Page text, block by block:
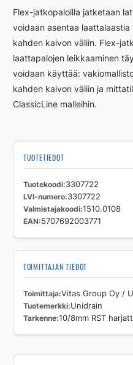
Flex-jatkopaloilla jatketaan
voidaan asentaa
kahden kaivon väliin. Flex-
laattapalojen leikkaaminen
voidaan käyttää:
kahden kaivon väliin ja
ClassicLine malleihin.
TUOTETIEDOT
Tuotekoodi 3307722
LVI-numero 3307722
Valmistajakoodi 1510.0108
EAN 5707692003771
TOIMITTAJAN TIEDOT
Toimittaja Vitas Group Oy /
Tuotemerkki Unidrain
Tarkenne 10/8mm RST